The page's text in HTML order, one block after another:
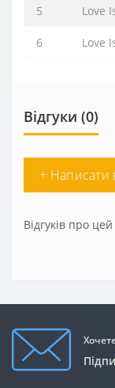
5 Love
6 Love
Відгуки (0)
+ Написати
Відгуків про